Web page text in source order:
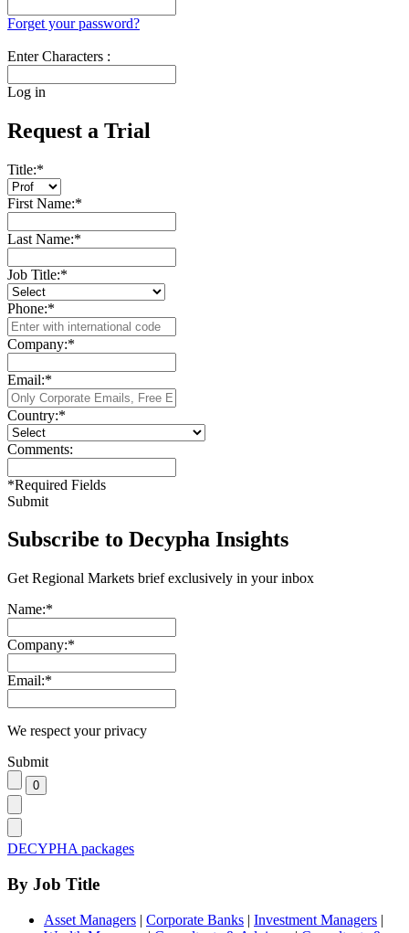
Forget your password?
Enter Characters :
Log in
Request a Trial
Title:*
First Name:*
Last Name:*
Job Title:*
Phone:*
Company:*
Email:*
Country:*
Comments:
*Required Fields
Submit
Subscribe to Decypha Insights
Get Regional Markets brief exclusively in your inbox
Name:*
Company:*
Email:*
We respect your privacy
Submit
DECYPHA packages
By Job Title
Asset Managers | Corporate Banks | Investment Managers |